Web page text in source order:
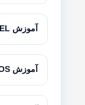
آموزش LISREL با مثال‌های کاربردی
آموزش AMOS برای تحلیل معادلات ساختاری